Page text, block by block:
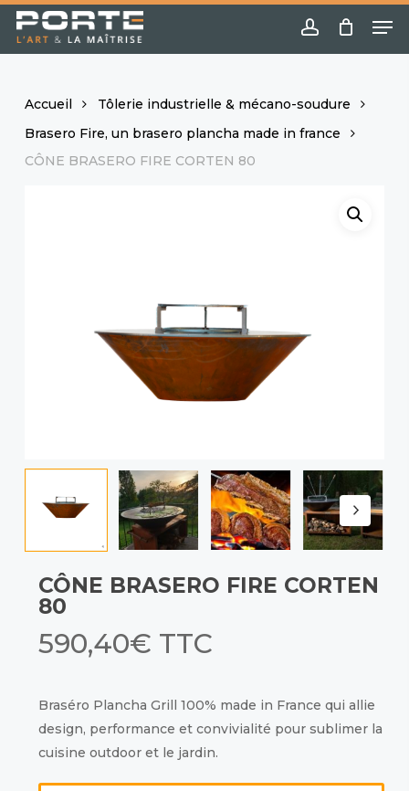
Skip
main
account
Accueil
Tôlerie industrielle & mécano-soudure
Brasero Fire, un brasero plancha made in france
CÔNE BRASERO FIRE CORTEN 80
CÔNE BRASERO FIRE CORTEN
80
590,40€ TTC
Braséro Plancha Grill 100% made in France qui allie
design, performance et convivialité pour sublimer la
cuisine outdoor et le jardin.